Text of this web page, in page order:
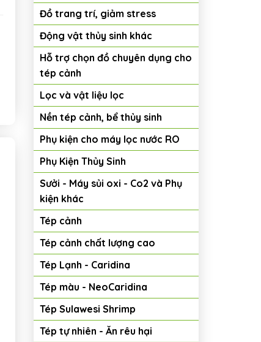
Đồ trang trí, giảm stress
Động vật thủy sinh khác
Hỗ trợ chọn đồ chuyên dụng cho
tép cảnh
Lọc và vật liệu lọc
Nền tép cảnh, bể thủy sinh
Phụ kiện cho máy lọc nước RO
Phụ Kiện Thủy Sinh
Sưởi - Máy sủi oxi - Co2 và Phụ
kiện khác
Tép cảnh
Tép cảnh chất lượng cao
Tép Lạnh - Caridina
Tép màu - NeoCaridina
Tép Sulawesi Shrimp
Tép tự nhiên - Ăn rêu hại